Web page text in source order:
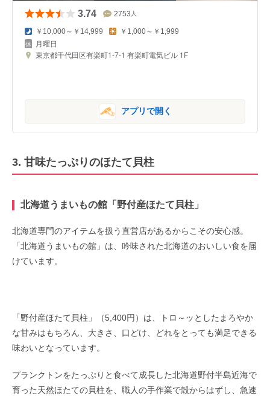
3.74 2753 人
￥10,000～￥14,999 ￥1,000～￥1,999
月曜日
東京都千代田区有楽町1-7-1 有楽町電気ビル 1F
アプリで開く
3. 甘味たっぷりのほたて貝柱
北海道うまいもの館「野付産ほたて貝柱」
北海道専門のアイテムを扱う直営店があるからこその安心感。
「北海道うまいもの館」は、吟味された北海道のおいしい食を届
けています。
「野付産ほたて貝柱」（5,400円）は、トロ～ッとしたまろやか
な甘みはもちろん、大きさ、口どけ、どれをとっても満足できる
味わいとなっています。
プランクトンをたっぷりと食べて成長した北海道野付半島近海で
育った天然ほたての貝柱を、職人の手作業で殻からはずし、急速